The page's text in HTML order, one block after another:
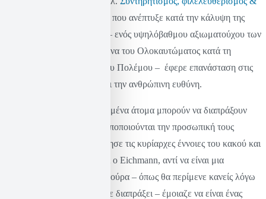
), που ανέπτυξε κατά την κάλυψη της
δίκης του Adolf Eichmann – ενός υψηλόβαθμου αξιωματούχου των
Ναζί και βασικού αρχιτέκτονα του Ολοκαυτώματος κατά τη
διάρκεια του Β’ Παγκοσμίου Πολέμου – έφερε επανάσταση στις
αντιλήψεις για την ηθική και την ανθρώπινη ευθύνη.
Υπονοώντας ότι τα συνηθισμένα άτομα μπορούν να διαπράξουν
αποτρόπαιες πράξεις όταν αποποιούνται την προσωπική τους
ευθύνη, η Arendt αμφισβήτησε τις κυρίαρχες έννοιες του κακού και
της ηθικής. Παρατήρησε ότι ο Eichmann, αντί να είναι μια
τερατώδης φανατισμένη φιγούρα – όπως θα περίμενε κανείς λόγω
των φρικαλεοτήτων που είχε διαπράξει – έμοιαζε να είναι ένας